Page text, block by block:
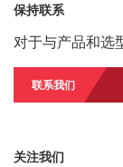
保持联系
对于与产品和选
联系我们
关注我们